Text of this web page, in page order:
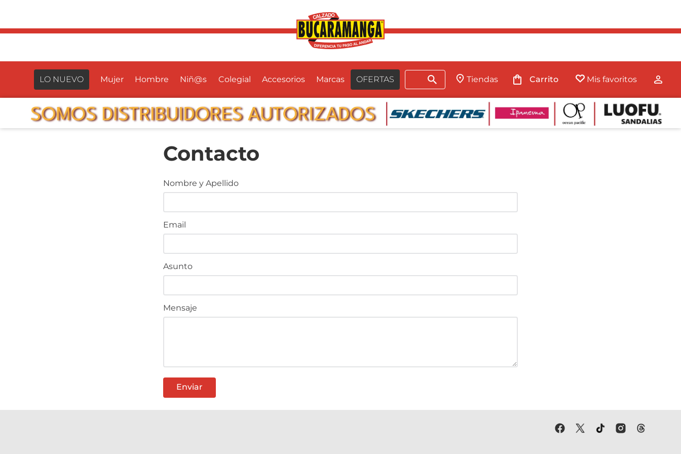
LO NUEVO Mujer Hombre Niñ@s Colegial Accesorios Marcas OFERTAS
Buscar
Tiendas Mis favoritos
Contacto
Nombre y Apellido
Email
Asunto
Mensaje
Enviar